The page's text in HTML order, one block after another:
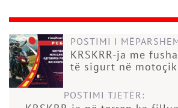
POSTIMI I
KRSKRR-ja me
të sigurt në
POSTIMI TJETËR: